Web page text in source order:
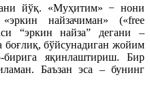
йўқ. «Муҳитим» − нони
найзачиман» («free
“эркин найза” дегани –
боғлиқ, бўйсунадиган жойим
яқинлаштириш. Бир
Баъзан эса – бунинг